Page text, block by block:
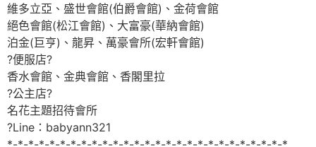
維多立亞、盛世會館(伯爵會館)、金荷會館
絕色會館(松江會館)、大富豪(華納會館)
泊金(巨亨)、龍昇、萬豪會所(宏軒會館)
?便服店?
香水會館、金典會館、香閣里拉
?公主店?
名花主題招待會所
?Line：babyann321
*-*-*-*-*-*-*-*-*-*-*-*-*-*-*-*-*-*-*-*-*-*-*-*-*-*-*